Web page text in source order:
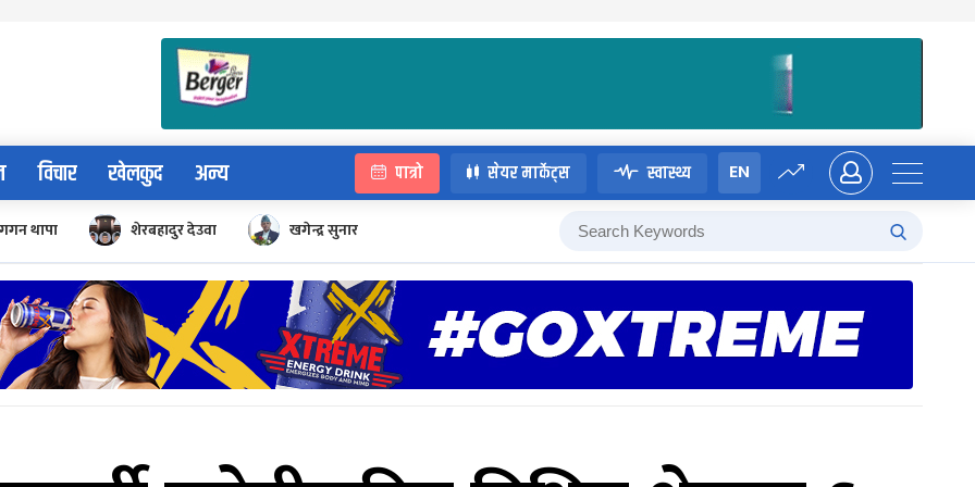
विचार खेलकुद अन्य पात्रो सेयर मार्केट्स स्वास्थ्य EN
गगन थापा शेरबहादुर देउवा खगेन्द्र सुनार